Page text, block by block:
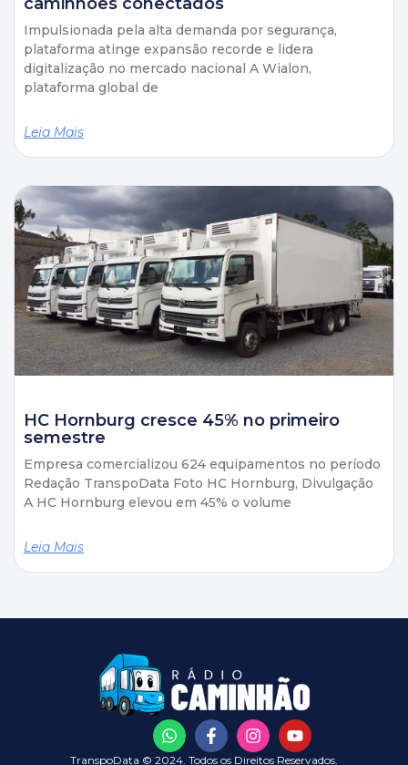
caminhões conectados
Impulsionada pela alta demanda por segurança,
plataforma atinge expansão recorde e lidera
digitalização no mercado nacional A Wialon,
plataforma global de
Leia Mais
HC Hornburg cresce 45% no primeiro
semestre
Empresa comercializou 624 equipamentos no período
Redação TranspoData Foto HC Hornburg, Divulgação
A HC Hornburg elevou em 45% o volume
Leia Mais
TranspoData © 2024. Todos os Direitos Reservados.